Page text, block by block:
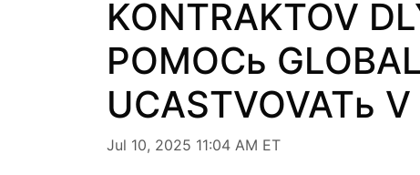
KONTRAKTOV
POMOCь
UCASTVOVATь
Jul 10, 2025 11:04 AM ET